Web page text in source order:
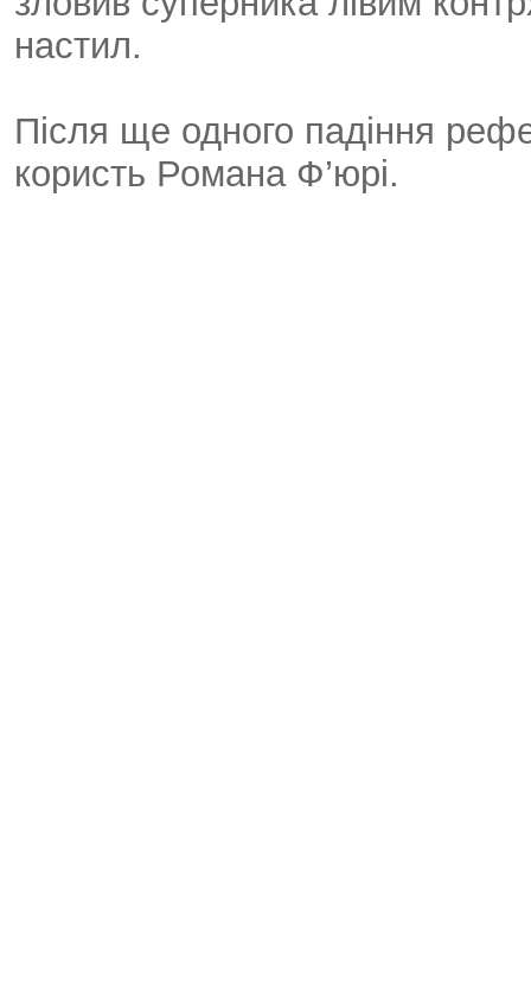
настил.
Після ще одного падіння
користь Романа Ф’юрі.